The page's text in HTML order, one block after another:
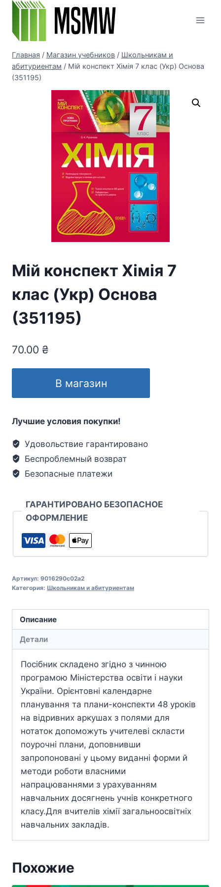
Перейти
содержимому
Главная / Магазин учебников / Школьникам и
абитуриентам / Мій конспект Хімія 7 клас (Укр) Основа
(351195)
Мій конспект Хімія 7
клас (Укр) Основа
(351195)
70.00 ₴
В магазин
Лучшие условия покупки!
Удовольствие гарантировано
Беспроблемный возврат
Безопасные платежи
ГАРАНТИРОВАНО БЕЗОПАСНОЕ
ОФОРМЛЕНИЕ
Артикул: 9016290c02a2
Категория: Школьникам и абитуриентам
Описание
Детали
Посібник складено згідно з чинною
програмою Міністерства освіти і науки
України. Орієнтовні календарне
планування та плани-конспекти 48 уроків
на відривних аркушах з полями для
нотаток допоможуть учителеві скласти
поурочні плани, доповнивши
запропоновані у цьому виданні форми й
методи роботи власними
напрацюваннями з урахуванням
навчальних досягнень учнів конкретного
класу.Для вчителів хімії загальноосвітніх
навчальних закладів.
Похожие